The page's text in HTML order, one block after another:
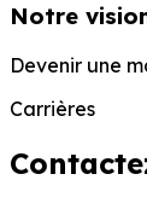
Notre
Devenir une
Carrières